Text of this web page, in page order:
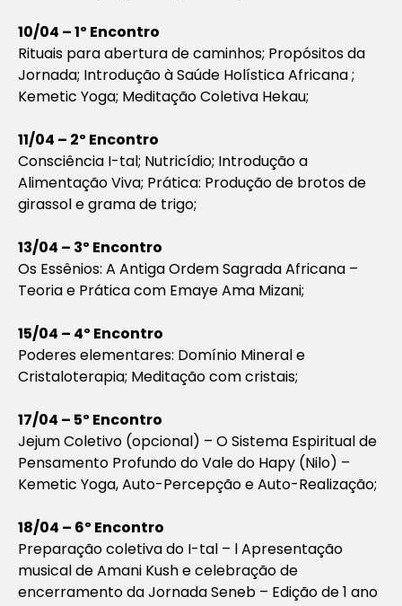
10/04 – 1º Encontro
Rituais para abertura de caminhos; Propósitos da
Jornada; Introdução à Saúde Holística Africana ;
Kemetic Yoga; Meditação Coletiva Hekau;
11/04 – 2º Encontro
Consciência I-tal; Nutricídio; Introdução a
Alimentação Viva; Prática: Produção de brotos de
girassol e grama de trigo;
13/04 – 3º Encontro
Os Essênios: A Antiga Ordem Sagrada Africana –
Teoria e Prática com Emaye Ama Mizani;
15/04 – 4º Encontro
Poderes elementares: Domínio Mineral e
Cristaloterapia; Meditação com cristais;
17/04 – 5º Encontro
Jejum Coletivo (opcional) – O Sistema Espiritual de
Pensamento Profundo do Vale do Hapy (Nilo) –
Kemetic Yoga, Auto-Percepção e Auto-Realização;
18/04 – 6º Encontro
Preparação coletiva do I-tal – l Apresentação
musical de Amani Kush e celebração de
encerramento da Jornada Seneb – Edição de 1 ano